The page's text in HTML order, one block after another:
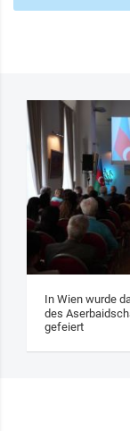
In Wien wurde
des
gefeiert